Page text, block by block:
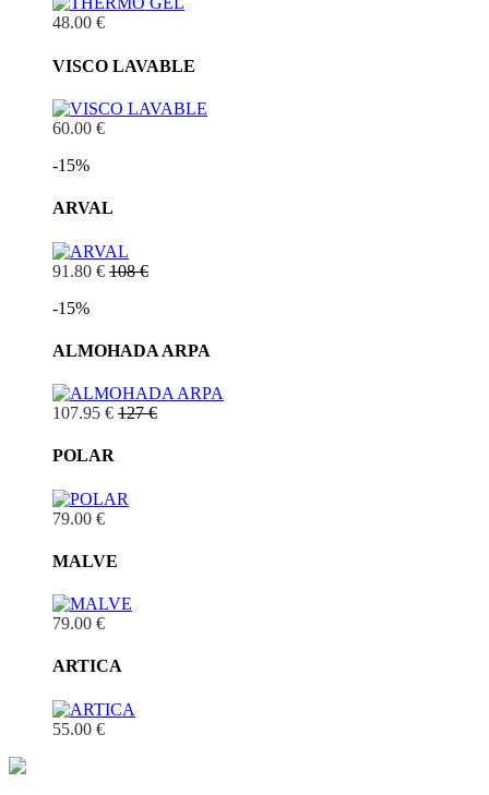
48.00 €
VISCO LAVABLE
60.00 €
-15%
ARVAL
91.80 € 108 €
-15%
ALMOHADA ARPA
107.95 € 127 €
POLAR
79.00 €
MALVE
79.00 €
ARTICA
55.00 €